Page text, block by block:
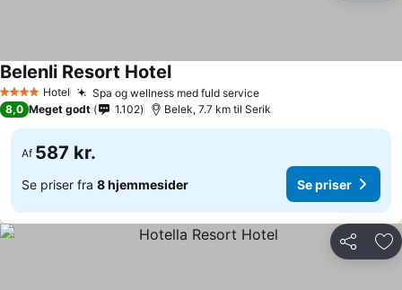
4 StjernerHotel Spa og wellness med fuld service
Belenli Resort Hotel
8,0 Meget godt 1.102 Belek, 7.7 km til Serik
Af 587 kr.
Se priser fra 8 hjemmesider Se priser
Del